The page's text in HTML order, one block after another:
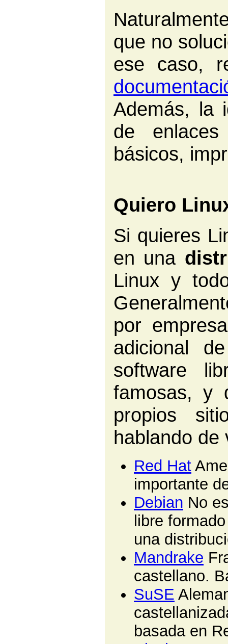
que no
ese caso,
Además, la
de
básicos,
Quiero
Si quieres
en una
Linux y
por
adicional
software
famosas, y
propios
hablando de
Red Hat
importante
Debian No
libre
una
Mandrake
castellano.
SuSE
basada en